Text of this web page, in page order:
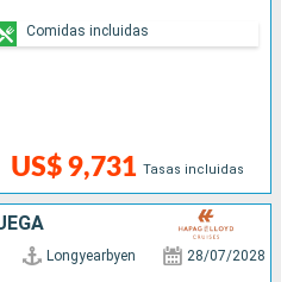
US$ 9,731 Tasas incluidas
Comidas incluidas
Longyearbyen 28/07/2028